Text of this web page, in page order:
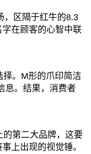
区隔于红牛的8.3
在顾客的心智中联
。M形的爪印简洁
息。结果，消费者
第二大品牌，这要
上出现的视觉锤。